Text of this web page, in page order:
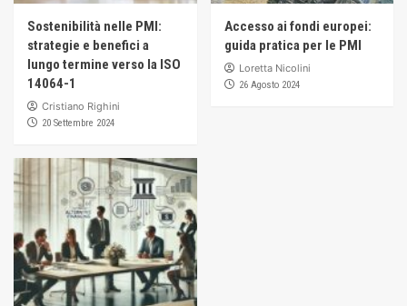
Sostenibilità nelle PMI:
strategie e benefici a
lungo termine verso la ISO
14064-1
Cristiano Righini
20 Settembre 2024
Accesso ai fondi europei:
guida pratica per le PMI
Loretta Nicolini
26 Agosto 2024